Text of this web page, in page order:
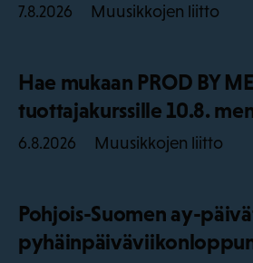
7.8.2026 Muusikkojen liitto
Hae mukaan PROD BY
tuottajakurssille 10.8.
6.8.2026 Muusikkojen liitto
Pohjois-Suomen ay-